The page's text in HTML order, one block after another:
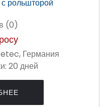
(0)
Германия
20 дней